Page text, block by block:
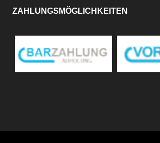
ZAHLUNGSMÖGLICHKEITEN